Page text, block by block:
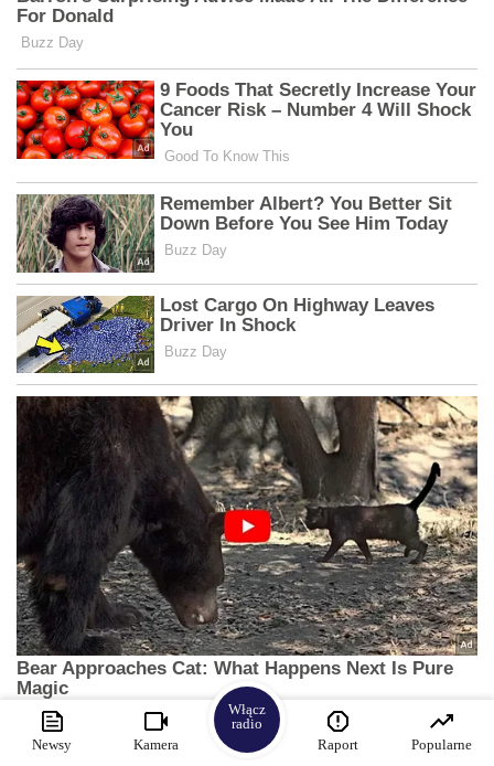
Newsy Kamera
Włącz
radio
Raport
Popularne